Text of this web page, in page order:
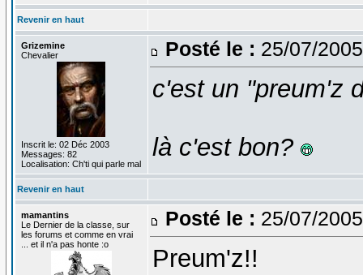
Revenir en haut
Grizemine
Chevalier
Inscrit le: 02 Déc 2003
Messages: 82
Localisation: Ch'ti qui parle mal
Posté le : 25/07/
c'est un "preum'z
là c'est bon?
Revenir en haut
mamantins
Le Dernier de la classe, sur
les forums et comme en vrai
... et il n'a pas honte :o
Posté le : 25/07/
Preum'z!!